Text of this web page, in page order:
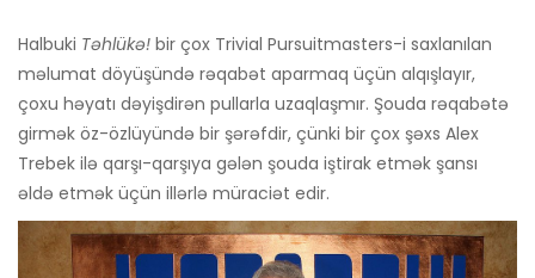
Halbuki Təhlükə! bir çox Trivial Pursuitmasters-i saxlanılan
məlumat döyüşündə rəqabət aparmaq üçün alqışlayır,
çoxu həyatı dəyişdirən pullarla uzaqlaşmır. Şouda rəqabətə
girmək öz-özlüyündə bir şərəfdir, çünki bir çox şəxs Alex
Trebek ilə qarşı-qarşıya gələn şouda iştirak etmək şansı
əldə etmək üçün illərlə müraciət edir.